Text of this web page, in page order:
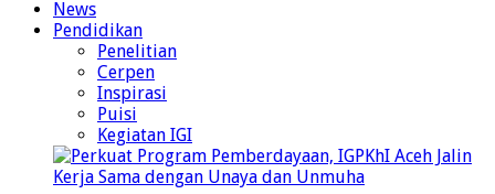
News
Pendidikan
Penelitian
Cerpen
Inspirasi
Puisi
Kegiatan IGI